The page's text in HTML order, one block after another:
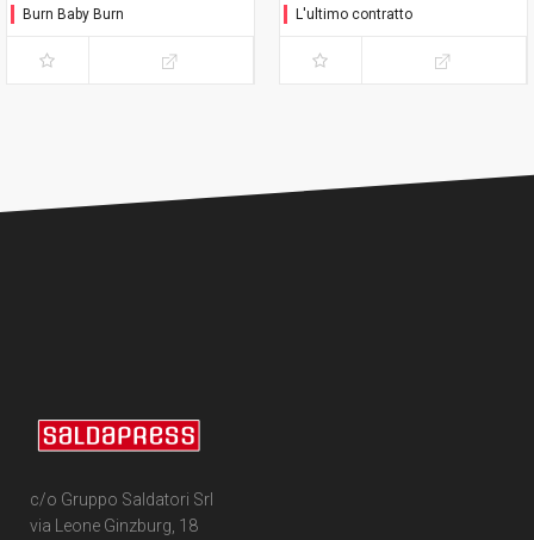
Burn Baby Burn L'ultimo contratto
c/o Gruppo Saldatori Srl
via Leone Ginzburg, 18